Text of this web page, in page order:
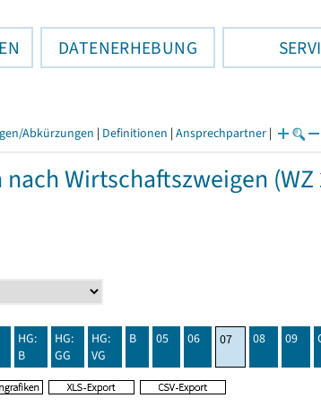
DATENERHEBUNG
Abkürzungen | Definitionen | Ansprechpartner |
Wirtschaftszweigen
HG:
B
HG:
GG
HG:
VG
B 05 06 07 08 09